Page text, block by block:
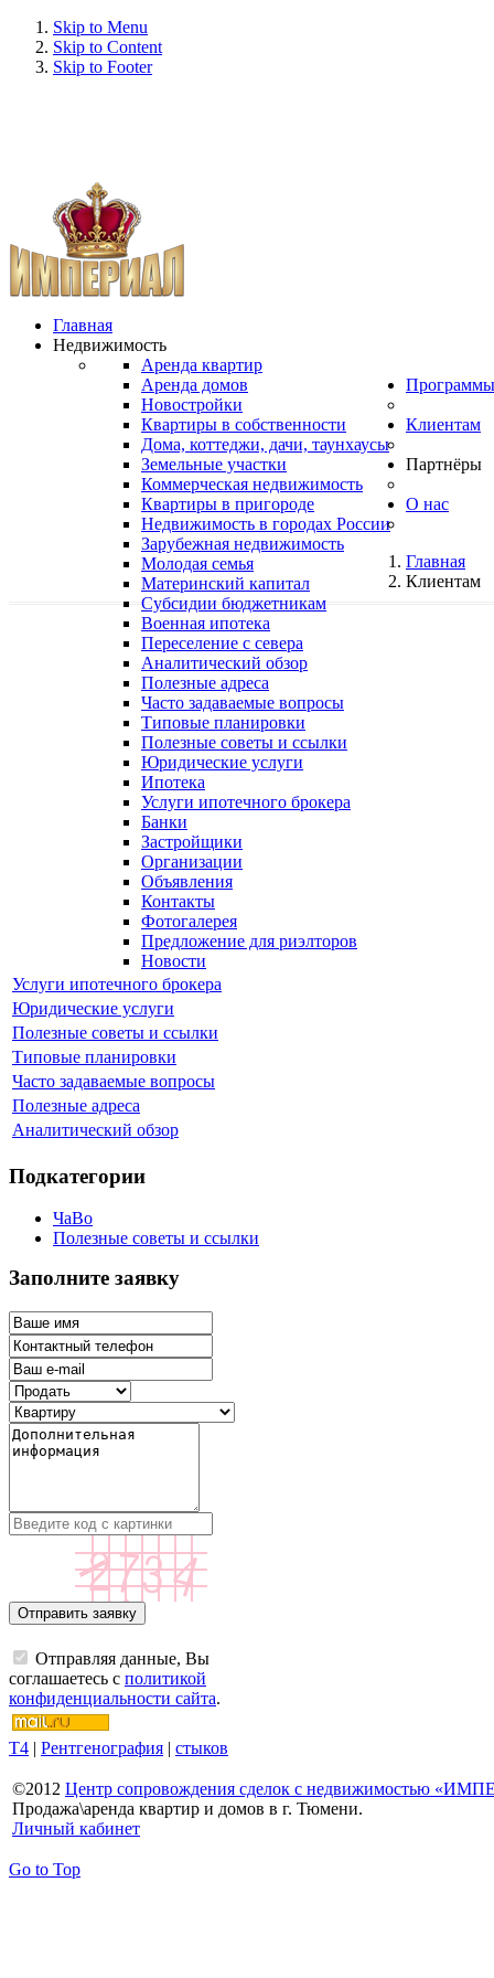
Skip to Menu
Skip to Content
Skip to Footer
Главная
Недвижимость
Аренда квартир
Аренда домов
Новостройки
Квартиры в собственности
Дома, коттеджи, дачи, таунхаусы
Земельные участки
Коммерческая недвижимость
Квартиры в пригороде
Недвижимость в городах России
Зарубежная недвижимость
Программы
Молодая семья
Материнский капитал
Субсидии бюджетникам
Военная ипотека
Переселение с севера
Клиентам
Аналитический обзор
Полезные адреса
Часто задаваемые вопросы
Типовые планировки
Полезные советы и ссылки
Юридические услуги
Ипотека
Услуги ипотечного брокера
Партнёры
Банки
Застройщики
Организации
О нас
Объявления
Контакты
Фотогалерея
Предложение для риэлторов
Новости
Главная
Клиентам
Услуги ипотечного брокера
Юридические услуги
Полезные советы и ссылки
Типовые планировки
Часто задаваемые вопросы
Полезные адреса
Аналитический обзор
Подкатегории
ЧаВо
Полезные советы и ссылки
Заполните заявку
Отправляя данные, Вы
соглашаетесь с политикой
конфиденциальности сайта.
Т4 | Рентгенография | стыков
©2012 Центр сопровождения сделок с недвижимостью
Продажа\аренда квартир и домов в г. Тюмени.
Личный кабинет
Go to Top